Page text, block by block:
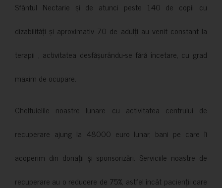
Sfântul Nectarie și de atunci peste 140 de copii cu
dizabilități și aproximativ 70 de adulți au venit constant la
terapii , activitatea desfășurându-se fără încetare, cu grad
maxim de ocupare.
Cheltuielile noastre lunare cu activitatea centrului de
recuperare ajung la 48000 euro lunar, bani pe care îi
acoperim din donații și sponsorizări. Serviciile noastre de
recuperare au o reducere de 75%, astfel încât pacienții care